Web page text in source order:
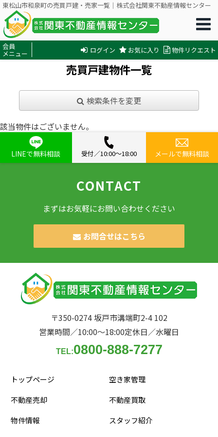
東松山市和泉町の売買戸建・売家一覧｜株式会社関東不動産情報センター
会員
メニュー ログイン お気に入り 物件リクエスト
売買戸建物件一覧
検索条件を変更
該当物件はございません。
LINEで無料相談 受付／10:00〜18:00 メールで無料相談
CONTACT
まずはお気軽にお問い合わせください
お問合せはこちら
〒350-0274 坂戸市溝端町2-4 102
営業時間／10:00〜18:00定休日／水曜日
TEL:0800-888-7277
トップページ
空き家管理
不動産売却
不動産買取
物件情報
スタッフ紹介